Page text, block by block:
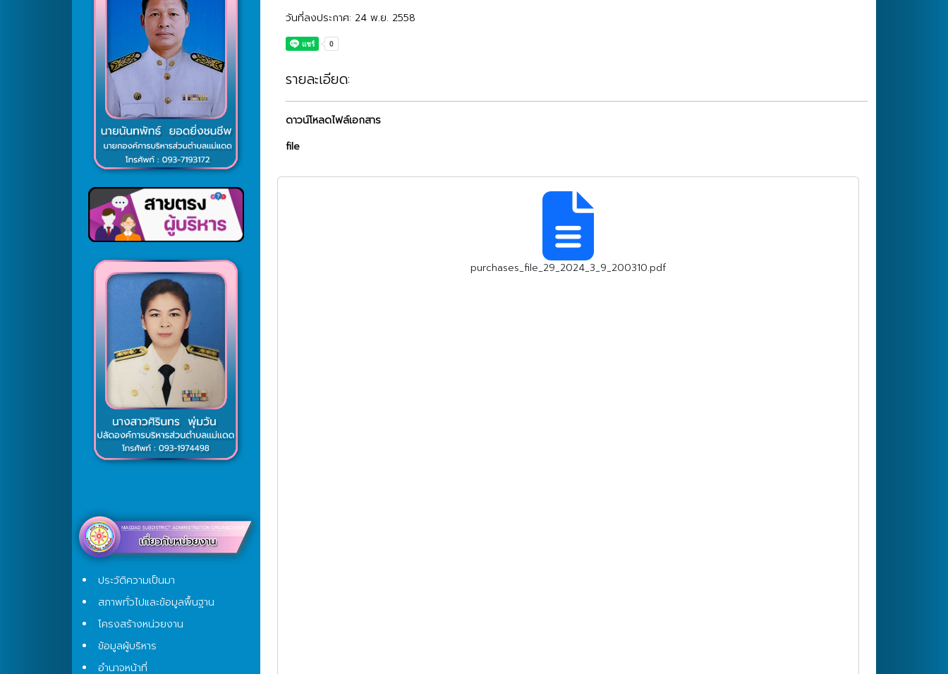
ประวัติความเป็นมา
สภาพทั่วไปและข้อมูลพื้นฐาน
โครงสร้างหน่วยงาน
ข้อมูลผู้บริหาร
อำนาจหน้าที่
วันที่ลงประกาศ: 24 พ.ย. 2558
รายละเอียด:
ดาวน์โหลดไฟล์เอกสาร
file
purchases_file_29_2024_3_9_200310.pdf